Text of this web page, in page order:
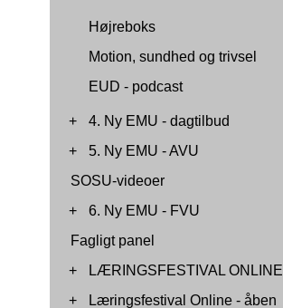
Højreboks
Motion, sundhed og trivsel
EUD - podcast
+
4. Ny EMU - dagtilbud
+
5. Ny EMU - AVU
SOSU-videoer
+
6. Ny EMU - FVU
Fagligt panel
+
LÆRINGSFESTIVAL ONLINE
+
Læringsfestival Online - åben